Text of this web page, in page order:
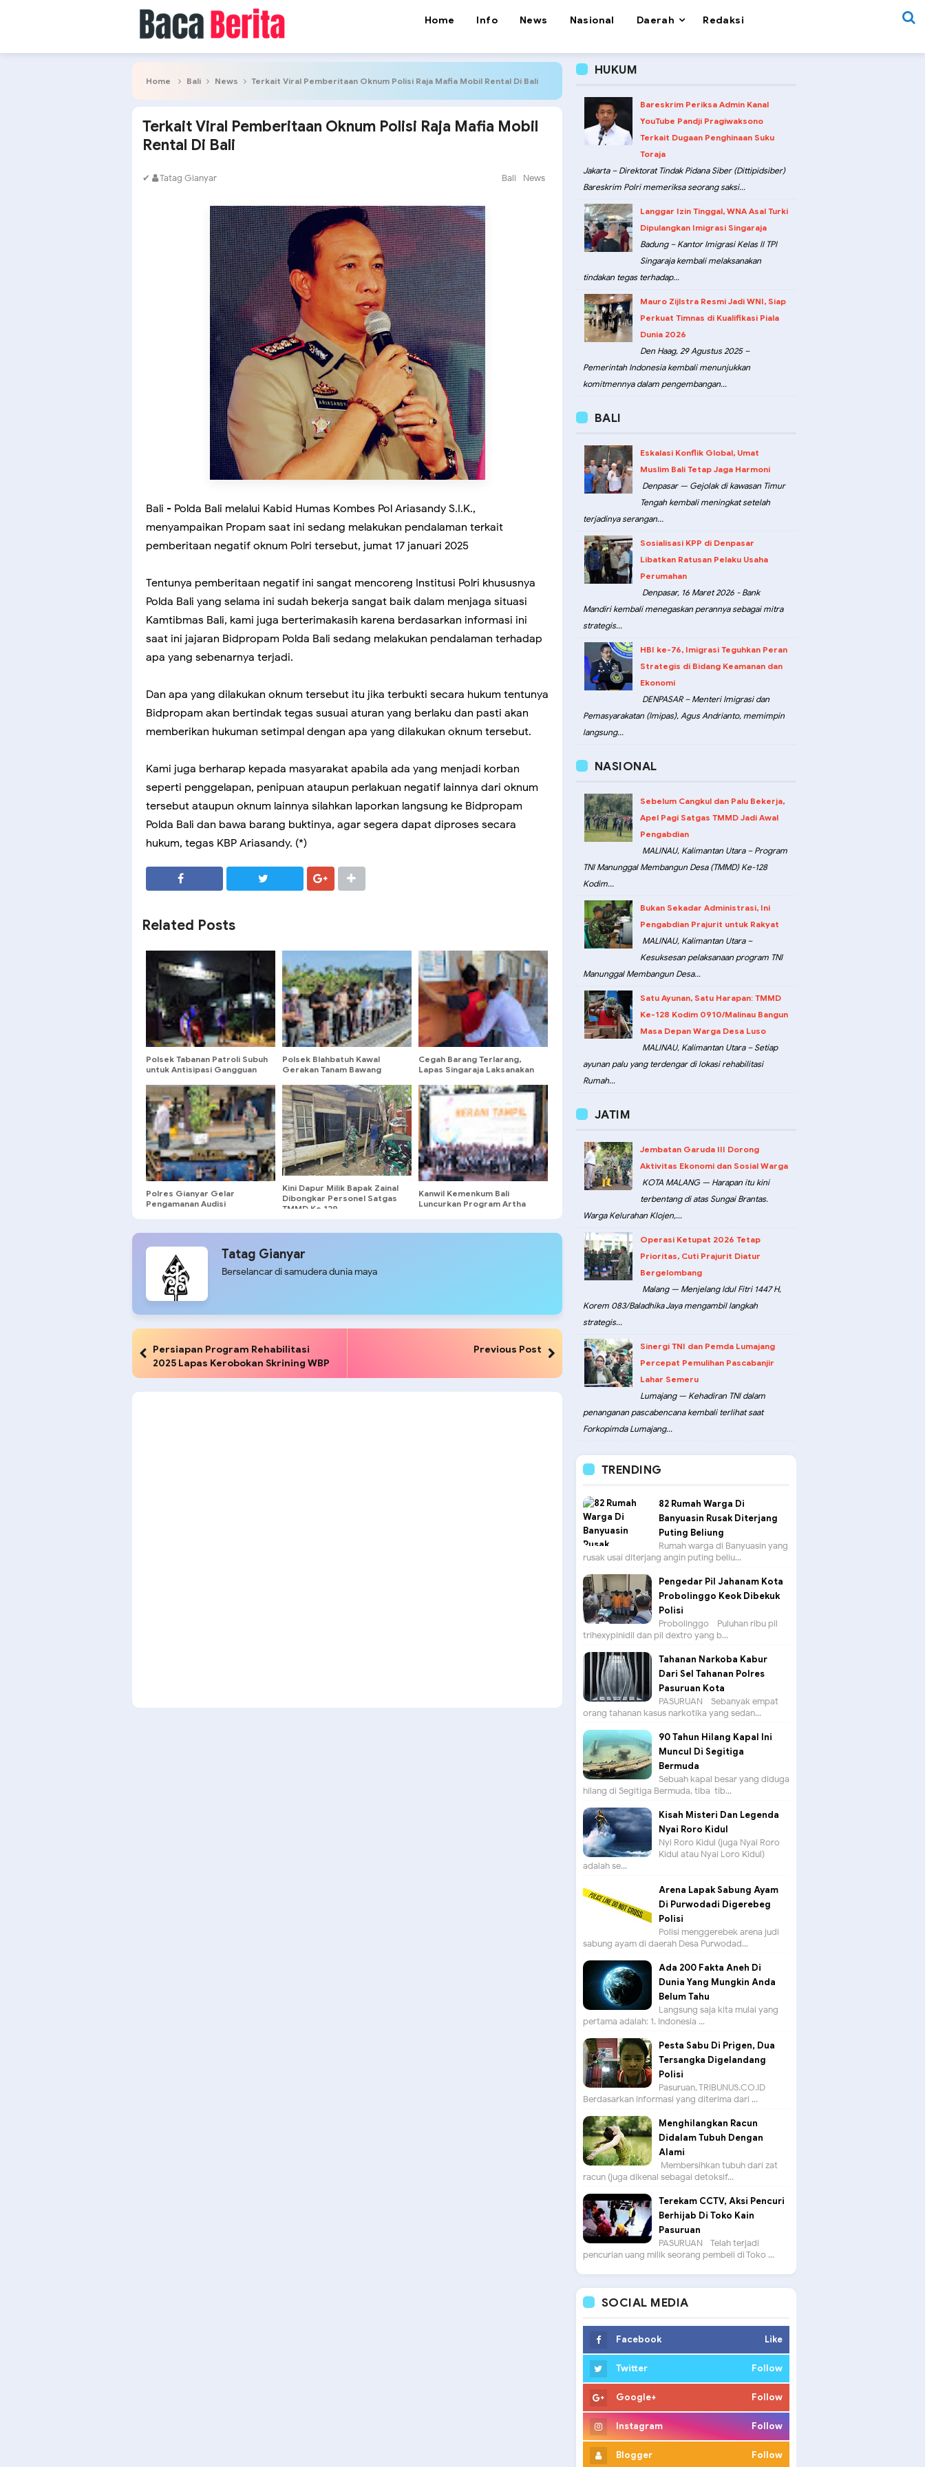
Home Info News Nasional Daerah Redaksi
Home Bali News Terkait Viral Pemberitaan Oknum Polisi Raja Mafia Mobil Rental Di Bali
Terkait Viral Pemberitaan Oknum Polisi Raja Mafia Mobil
Rental Di Bali
✔ Tatag Gianyar Bali News
Bali - Polda Bali melalui Kabid Humas Kombes Pol Ariasandy S.I.K.,
menyampaikan Propam saat ini sedang melakukan pendalaman terkait
pemberitaan negatif oknum Polri tersebut, jumat 17 januari 2025
Tentunya pemberitaan negatif ini sangat mencoreng Institusi Polri khususnya
Polda Bali yang selama ini sudah bekerja sangat baik dalam menjaga situasi
Kamtibmas Bali, kami juga berterimakasih karena berdasarkan informasi ini
saat ini jajaran Bidpropam Polda Bali sedang melakukan pendalaman terhadap
apa yang sebenarnya terjadi.
Dan apa yang dilakukan oknum tersebut itu jika terbukti secara hukum tentunya
Bidpropam akan bertindak tegas susuai aturan yang berlaku dan pasti akan
memberikan hukuman setimpal dengan apa yang dilakukan oknum tersebut.
Kami juga berharap kepada masyarakat apabila ada yang menjadi korban
seperti penggelapan, penipuan ataupun perlakuan negatif lainnya dari oknum
tersebut ataupun oknum lainnya silahkan laporkan langsung ke Bidpropam
Polda Bali dan bawa barang buktinya, agar segera dapat diproses secara
hukum, tegas KBP Ariasandy. (*)
Related Posts
Polsek Tabanan Patroli Subuh
untuk Antisipasi Gangguan
Penduduk
Polsek Blahbatuh Kawal
Gerakan Tanam Bawang
Pangan Nasional
Cegah Barang Terlarang,
Lapas Singaraja Laksanakan
Polres Gianyar Gelar
Pengamanan Audisi
Kini Dapur Milik Bapak Zainal
Dibongkar Personel Satgas
TMMD Ke 129
Kanwil Kemenkum Bali
Luncurkan Program Artha
Tatag Gianyar
Berselancar di samudera dunia maya
Persiapan Program Rehabilitasi
2025 Lapas Kerobokan Skrining WBP
Previous Post
HUKUM
Bareskrim Periksa Admin Kanal
YouTube Pandji Pragiwaksono
Terkait Dugaan Penghinaan Suku
Toraja
Jakarta – Direktorat Tindak Pidana Siber (Dittipidsiber)
Bareskrim Polri memeriksa seorang saksi...
Langgar Izin Tinggal, WNA Asal Turki
Dipulangkan Imigrasi Singaraja
Badung – Kantor Imigrasi Kelas II TPI
Singaraja kembali melaksanakan
tindakan tegas terhadap...
Mauro Zijlstra Resmi Jadi WNI, Siap
Perkuat Timnas di Kualifikasi Piala
Dunia 2026
Den Haag, 29 Agustus 2025 –
Pemerintah Indonesia kembali menunjukkan
komitmennya dalam pengembangan...
BALI
Eskalasi Konflik Global, Umat
Muslim Bali Tetap Jaga Harmoni
Denpasar — Gejolak di kawasan Timur
Tengah kembali meningkat setelah
terjadinya serangan...
Sosialisasi KPP di Denpasar
Libatkan Ratusan Pelaku Usaha
Perumahan
Denpasar, 16 Maret 2026 - Bank
Mandiri kembali menegaskan perannya sebagai mitra
strategis...
HBI ke-76, Imigrasi Teguhkan Peran
Strategis di Bidang Keamanan dan
Ekonomi
DENPASAR – Menteri Imigrasi dan
Pemasyarakatan (Imipas), Agus Andrianto, memimpin
langsung...
NASIONAL
Sebelum Cangkul dan Palu Bekerja,
Apel Pagi Satgas TMMD Jadi Awal
Pengabdian
MALINAU, Kalimantan Utara – Program
TNI Manunggal Membangun Desa (TMMD) Ke-128
Kodim...
Bukan Sekadar Administrasi, Ini
Pengabdian Prajurit untuk Rakyat
MALINAU, Kalimantan Utara –
Kesuksesan pelaksanaan program TNI
Manunggal Membangun Desa...
Satu Ayunan, Satu Harapan: TMMD
Ke-128 Kodim 0910/Malinau Bangun
Masa Depan Warga Desa Luso
MALINAU, Kalimantan Utara – Setiap
ayunan palu yang terdengar di lokasi rehabilitasi
Rumah...
JATIM
Jembatan Garuda III Dorong
Aktivitas Ekonomi dan Sosial Warga
KOTA MALANG — Harapan itu kini
terbentang di atas Sungai Brantas.
Warga Kelurahan Klojen,...
Operasi Ketupat 2026 Tetap
Prioritas, Cuti Prajurit Diatur
Bergelombang
Malang — Menjelang Idul Fitri 1447 H,
Korem 083/Baladhika Jaya mengambil langkah
strategis...
Sinergi TNI dan Pemda Lumajang
Percepat Pemulihan Pascabanjir
Lahar Semeru
Lumajang — Kehadiran TNI dalam
penanganan pascabencana kembali terlihat saat
Forkopimda Lumajang...
TRENDING
82 Rumah Warga Di
Banyuasin Rusak Diterjang
Puting Beliung
Rumah warga di Banyuasin yang
rusak usai diterjang angin puting beliu...
Pengedar Pil Jahanam Kota
Probolinggo Keok Dibekuk
Polisi
Probolinggo - Puluhan ribu pil
trihexypinidil dan pil dextro yang b...
Tahanan Narkoba Kabur
Dari Sel Tahanan Polres
Pasuruan Kota
PASURUAN - Sebanyak empat
orang tahanan kasus narkotika yang sedan...
90 Tahun Hilang Kapal Ini
Muncul Di Segitiga
Bermuda
Sebuah kapal besar yang diduga
hilang di Segitiga Bermuda, tiba-tib...
Kisah Misteri Dan Legenda
Nyai Roro Kidul
Nyi Roro Kidul (juga Nyai Roro
Kidul atau Nyai Loro Kidul)
adalah se...
Arena Lapak Sabung Ayam
Di Purwodadi Digerebeg
Polisi
Polisi menggerebek arena judi
sabung ayam di daerah Desa Purwodad...
Ada 200 Fakta Aneh Di
Dunia Yang Mungkin Anda
Belum Tahu
Langsung saja kita mulai yang
pertama adalah: 1. Indonesia ...
Pesta Sabu Di Prigen, Dua
Tersangka Digelandang
Polisi
Pasuruan, TRIBUNUS.CO.ID -
Berdasarkan informasi yang diterima dari ...
Menghilangkan Racun
Didalam Tubuh Dengan
Alami
Membersihkan tubuh dari zat
racun (juga dikenal sebagai detoksif...
Terekam CCTV, Aksi Pencuri
Berhijab Di Toko Kain
Pasuruan
PASURUAN - Telah terjadi
pencurian uang milik seorang pembeli di Toko ...
SOCIAL MEDIA
Facebook Like
Twitter Follow
Google+ Follow
Instagram Follow
Blogger Follow